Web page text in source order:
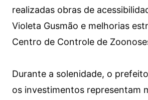
realizadas obras de
Violeta Gusmão e melhorias
Centro de Controle de
Durante a solenidade, o
os investimentos representam